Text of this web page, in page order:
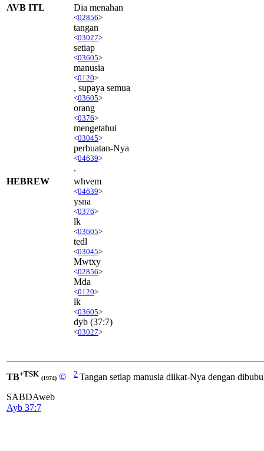
AVB ITL
Dia menahan
<02856>
tangan
<03027>
setiap
<03605>
manusia
<0120>
, supaya semua
<03605>
orang
<0376>
mengetahui
<03045>
perbuatan-Nya
<04639>
.
HEBREW
whvem
<04639>
ysna
<0376>
lk
<03605>
tedl
<03045>
Mwtxy
<02856>
Mda
<0120>
lk
<03605>
dyb (37:7)
<03027>
TB+TSK (1974) ©
SABDAweb
Ayb 37:7
2 Tangan setiap manusia diikat-Nya dengan